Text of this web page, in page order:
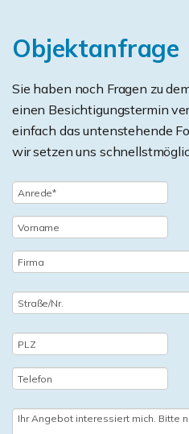
Objektanfrage
Sie haben noch Fragen zu
einen Besichtigungstermin
einfach das untenstehende
wir setzen uns